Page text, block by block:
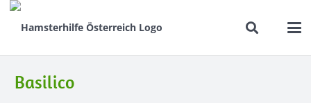
Basilico